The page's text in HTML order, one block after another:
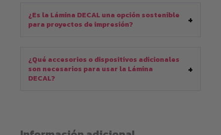
¿Es la Lámina DECAL una opción sostenible
para proyectos de impresión?
¿Qué accesorios o dispositivos adicionales
son necesarios para usar la Lámina
DECAL?